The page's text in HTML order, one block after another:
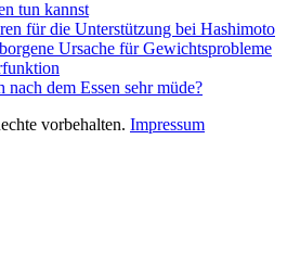
tun kannst
für die Unterstützung bei Hashimoto
Ursache für Gewichtsprobleme
dem Essen sehr müde?
vorbehalten. Impressum